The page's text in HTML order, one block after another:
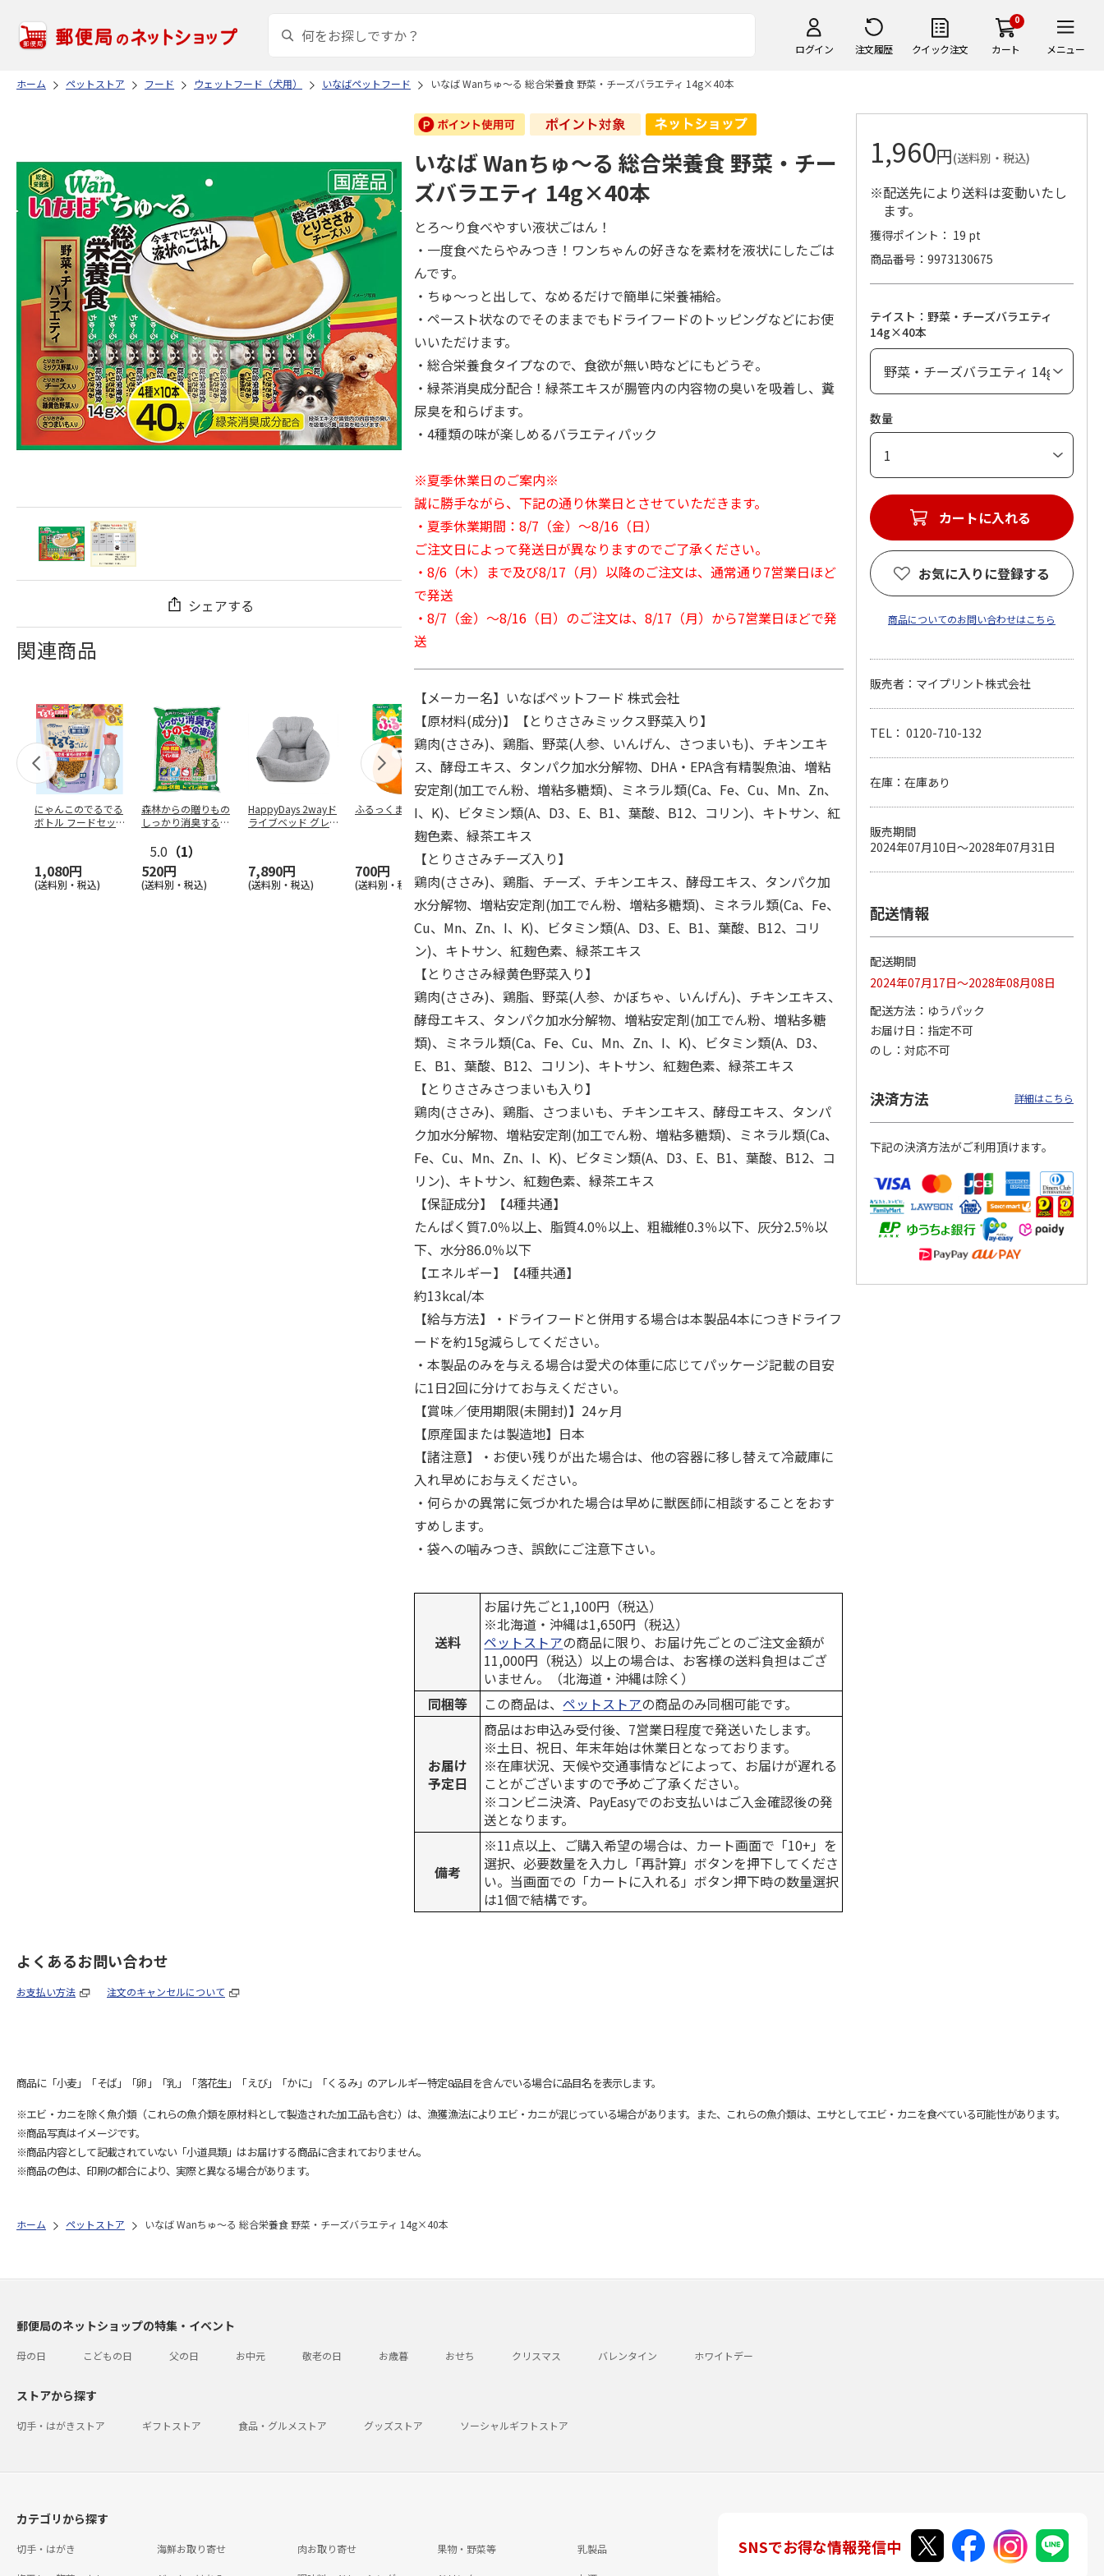
ログイン 注文履歴 クイック注文
0
カート メニュー
ホーム ペットストア フード ウェットフード（犬用） いなばペットフード いなば Wanちゅ～る 総合栄養食 野菜・チーズバラエティ 14g×40本
シェアする
関連商品
にゃんこのでるでる
ボトル フードセッ
1,080円
(送料別・税込)
森林からの贈りもの
しっかり消臭するひ
5.0 （1）
520円
(送料別・税込)
HappyDays 2wayド
ライブベッド グレ
7,890円
(送料別・税込)
ふるっくま みかん
700円
(送料別・税込)
デオトイレ 飛び散
らない消臭・抗菌サ
ンド 4L
1,320円
(送料別・税込)
獣医師開発 ニオイ
をとる砂専用 猫ト
1,550円
(送料別・税込)
無添加良品 カムカ
ムデンタルコーン
470円
(送料別・税込)
銀のスプーン パウ
チ 健康に育つ子ね
(送料別・税込)
ペット線香 虹のか
ローラルの香り
590円
CIAO 香り立つクラ
380円
いなば Wanちゅ～る 総合栄養食 野菜・チー
ズバラエティ 14g×40本
とろ～り食べやすい液状ごはん！
・一度食べたらやみつき！ワンちゃんの好きなを素材を液状にしたごは
んです。
・ちゅ～っと出して、なめるだけで簡単に栄養補給。
・ペースト状なのでそのままでもドライフードのトッピングなどにお使
いいただけます。
・総合栄養食タイプなので、食欲が無い時などにもどうぞ。
・緑茶消臭成分配合！緑茶エキスが腸管内の内容物の臭いを吸着し、糞
尿臭を和らげます。
・4種類の味が楽しめるバラエティパック
※夏季休業日のご案内※
誠に勝手ながら、下記の通り休業日とさせていただきます。
・夏季休業期間：8/7（金）～8/16（日）
ご注文日によって発送日が異なりますのでご了承ください。
・8/6（木）まで及び8/17（月）以降のご注文は、通常通り7営業日ほど
で発送
・8/7（金）～8/16（日）のご注文は、8/17（月）から7営業日ほどで発
送
【メーカー名】いなばペットフード 株式会社
【原材料(成分)】【とりささみミックス野菜入り】
鶏肉(ささみ)、鶏脂、野菜(人参、いんげん、さつまいも)、チキンエキ
ス、酵母エキス、タンパク加水分解物、DHA・EPA含有精製魚油、増粘
安定剤(加工でん粉、増粘多糖類)、ミネラル類(Ca、Fe、Cu、Mn、Zn、
I、K)、ビタミン類(A、D3、E、B1、葉酸、B12、コリン)、キトサン、紅
麹色素、緑茶エキス
【とりささみチーズ入り】
鶏肉(ささみ)、鶏脂、チーズ、チキンエキス、酵母エキス、タンパク加
水分解物、増粘安定剤(加工でん粉、増粘多糖類)、ミネラル類(Ca、Fe、
Cu、Mn、Zn、I、K)、ビタミン類(A、D3、E、B1、葉酸、B12、コリ
ン)、キトサン、紅麹色素、緑茶エキス
【とりささみ緑黄色野菜入り】
鶏肉(ささみ)、鶏脂、野菜(人参、かぼちゃ、いんげん)、チキンエキス、
酵母エキス、タンパク加水分解物、増粘安定剤(加工でん粉、増粘多糖
類)、ミネラル類(Ca、Fe、Cu、Mn、Zn、I、K)、ビタミン類(A、D3、
E、B1、葉酸、B12、コリン)、キトサン、紅麹色素、緑茶エキス
【とりささみさつまいも入り】
鶏肉(ささみ)、鶏脂、さつまいも、チキンエキス、酵母エキス、タンパ
ク加水分解物、増粘安定剤(加工でん粉、増粘多糖類)、ミネラル類(Ca、
Fe、Cu、Mn、Zn、I、K)、ビタミン類(A、D3、E、B1、葉酸、B12、コ
リン)、キトサン、紅麹色素、緑茶エキス
【保証成分】【4種共通】
たんぱく質7.0％以上、脂質4.0％以上、粗繊維0.3％以下、灰分2.5％以
下、水分86.0％以下
【エネルギー】【4種共通】
約13kcal/本
【給与方法】・ドライフードと併用する場合は本製品4本につきドライフ
ードを約15g減らしてください。
・本製品のみを与える場合は愛犬の体重に応じてパッケージ記載の目安
に1日2回に分けてお与えください。
【賞味／使用期限(未開封)】24ヶ月
【原産国または製造地】日本
【諸注意】・お使い残りが出た場合は、他の容器に移し替えて冷蔵庫に
入れ早めにお与えください。
・何らかの異常に気づかれた場合は早めに獣医師に相談することをおす
すめします。
・袋への噛みつき、誤飲にご注意下さい。
送料
お届け先ごと1,100円（税込）
※北海道・沖縄は1,650円（税込）
ペットストアの商品に限り、お届け先ごとのご注文金額が
11,000円（税込）以上の場合は、お客様の送料負担はござ
いません。（北海道・沖縄は除く）
同梱等
この商品は、ペットストアの商品のみ同梱可能です。
お届け
予定日
商品はお申込み受付後、7営業日程度で発送いたします。
※土日、祝日、年末年始は休業日となっております。
※在庫状況、天候や交通事情などによって、お届けが遅れる
ことがございますので予めご了承ください。
※コンビニ決済、PayEasyでのお支払いはご入金確認後の発
送となります。
備考
※11点以上、ご購入希望の場合は、カート画面で「10+」を
選択、必要数量を入力し「再計算」ボタンを押下してくださ
い。当画面での「カートに入れる」ボタン押下時の数量選択
は1個で結構です。
1,960円(送料別・税込)
※配送先により送料は変動いたし
ます。
獲得ポイント： 19 pt
商品番号
9973130675
テイスト：野菜・チーズバラエティ
14g×40本
数量
カートに入れる
お気に入りに登録する
商品についてのお問い合わせはこちら
販売者：マイプリント株式会社
TEL： 0120-710-132
在庫：在庫あり
販売期間
2024年07月10日～2028年07月31日
配送情報
配送期間
2024年07月17日～2028年08月08日
配送方法
ゆうパック
お届け日
指定不可
のし
対応不可
決済方法 詳細はこちら
下記の決済方法がご利用頂けます。
よくあるお問い合わせ
お支払い方法 注文のキャンセルについて
商品に「小麦」「そば」「卵」「乳」「落花生」「えび」「かに」「くるみ」のアレルギー特定8品目を含んでいる場合に品目名を表示します。
※エビ・カニを除く魚介類（これらの魚介類を原材料として製造された加工品も含む）は、漁獲漁法によりエビ・カニが混じっている場合があります。また、これらの魚介類は、エサとしてエビ・カニを食べている可能性があります。
※商品写真はイメージです。
※商品内容として記載されていない「小道具類」はお届けする商品に含まれておりません。
※商品の色は、印刷の都合により、実際と異なる場合があります。
ホーム ペットストア いなば Wanちゅ～る 総合栄養食 野菜・チーズバラエティ 14g×40本
郵便局のネットショップの特集・イベント
母の日 こどもの日 父の日 お中元 敬老の日 お歳暮 おせち クリスマス バレンタイン ホワイトデー
ストアから探す
切手・はがきストア ギフトストア 食品・グルメストア グッズストア ソーシャルギフトストア
カテゴリから探す
切手・はがき 海鮮お取り寄せ 肉お取り寄せ 果物・野菜等 乳製品 SNSでお得な情報発信中